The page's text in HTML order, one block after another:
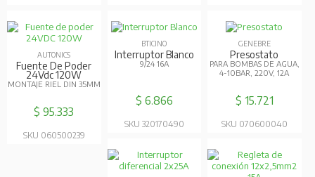
AUTONICS
Fuente De Poder
24Vdc 120W
MONTAJE RIEL DIN 35MM
$ 95.333
SKU 060500239
BTICINO
Interruptor Blanco
9/24 16A
$ 6.866
SKU 320170490
GENEBRE
Presostato
PARA BOMBAS DE AGUA,
4-10BAR, 220V, 12A
$ 15.721
SKU 070600040